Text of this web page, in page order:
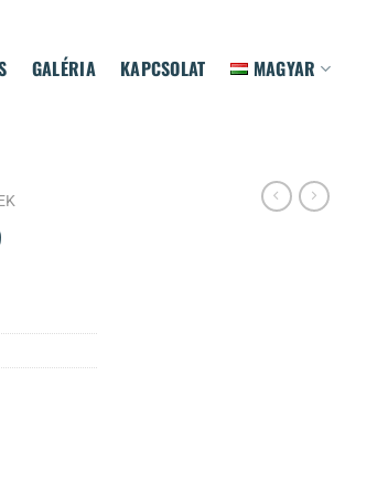
GALÉRIA KAPCSOLAT MAGYAR